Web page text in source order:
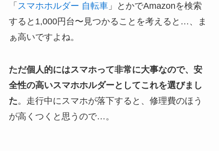
「 スマホホルダー 自転車」とかでAmazonを検索
すると1,000円台〜見つかることを考えると…、ま
ぁ高いですよね。
ただ個人的にはスマホって非常に大事なので、安
全性の高いスマホホルダーとしてこれを選びまし
た。走行中にスマホが落下すると、修理費のほう
が高くつくと思うので…。